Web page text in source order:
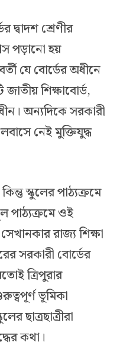
দ্বাদশ শ্রেণীর
পড়ানো হয়
যে বোর্ডের অধীনে
শিক্ষাবোর্ড,
অন্যদিকে সরকারী
নেই মুক্তিযুদ্ধ
স্কুলের পাঠ্যক্রমে
পাঠ্যক্রমে ওই
রাজ্য শিক্ষা
সরকারী বোর্ডের
ত্রিপুরার
ভূমিকা
ছাত্রছাত্রীরা
কথা।